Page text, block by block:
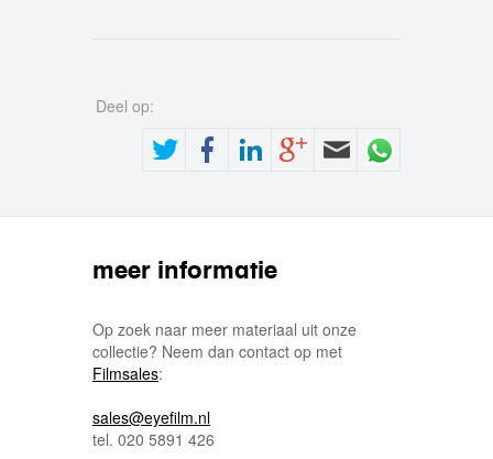
Deel op:
meer informatie
Op zoek naar meer materiaal uit onze
collectie? Neem dan contact op met
Filmsales:
sales@eyefilm.nl
tel. 020 5891 426